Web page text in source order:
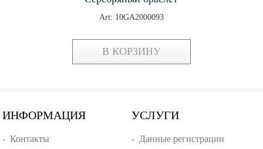
Art: 10GA2000093
В КОРЗИНУ
ИНФОРМАЦИЯ
-Контакты
УСЛУГИ
- Данные регистрации